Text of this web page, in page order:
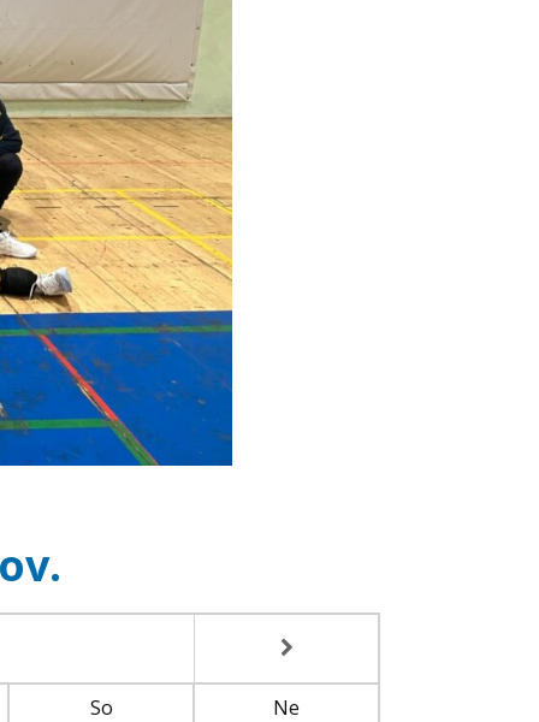
So
Ne